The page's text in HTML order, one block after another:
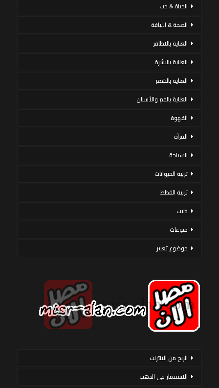
الحياة & حب
الصحة & اللياقة
العناية بالاظافر
العناية بالبشرة
العناية بالشعر
العناية بالفم والأسنان
القهوة
المرأة
السياحة
تربية الحيوانات
تربية القطط
دايت
منوعات
موضوع تعبير
الربح من الانترنت
الاستثمار فى الذهب